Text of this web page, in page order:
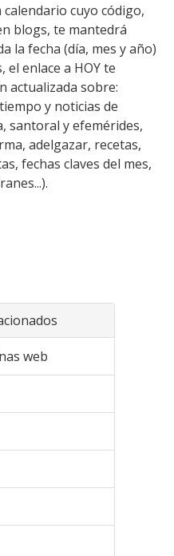
cuyo código,
blogs, te mantedrá
la fecha (día, mes y año)
el enlace a HOY te
actualizada sobre:
y noticias de
santoral y efemérides,
adelgazar, recetas,
fechas claves del mes,
web